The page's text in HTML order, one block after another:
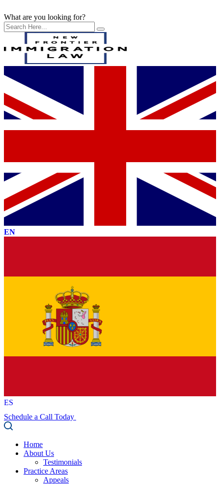
What are you looking for?
EN
ES
Schedule a Call Today
Home
About Us
Testimonials
Practice Areas
Appeals